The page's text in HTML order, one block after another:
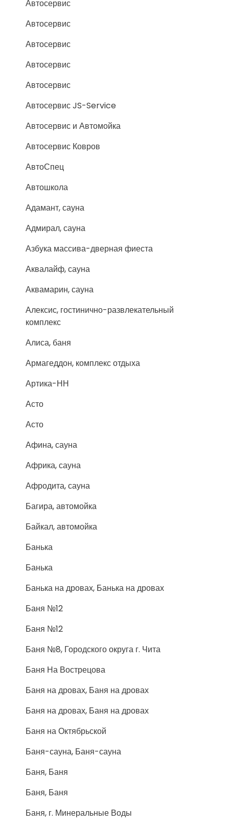
Автосервис
Автосервис
Автосервис
Автосервис
Автосервис
Автосервис JS-Service
Автосервис и Автомойка
Автосервис Ковров
АвтоСпец
Автошкола
Адамант, сауна
Адмирал, сауна
Азбука массива-дверная фиеста
Аквалайф, сауна
Аквамарин, сауна
Алексис, гостинично-развлекательный
комплекс
Алиса, баня
Армагеддон, комплекс отдыха
Артика-НН
Асто
Асто
Афина, сауна
Африка, сауна
Афродита, сауна
Багира, автомойка
Байкал, автомойка
Банька
Банька
Банька на дровах, Банька на дровах
Баня №12
Баня №12
Баня №8, Городского округа г. Чита
Баня На Вострецова
Баня на дровах, Баня на дровах
Баня на дровах, Баня на дровах
Баня на Октябрьской
Баня-сауна, Баня-сауна
Баня, Баня
Баня, Баня
Баня, г. Минеральные Воды